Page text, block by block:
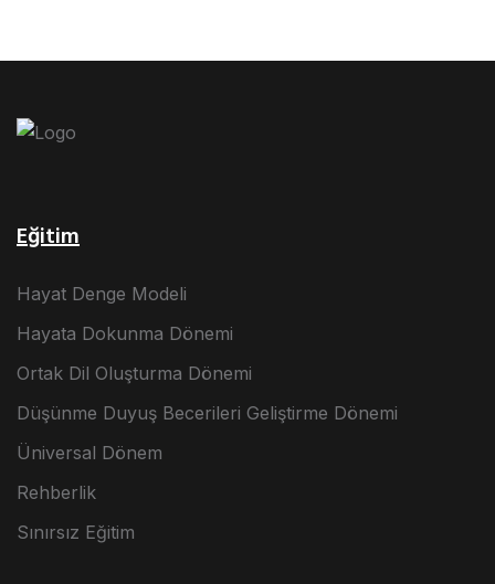
Eğitim
Hayat Denge Modeli
Hayata Dokunma Dönemi
Ortak Dil Oluşturma Dönemi
Düşünme Duyuş Becerileri Geliştirme Dönemi
Üniversal Dönem
Rehberlik
Sınırsız Eğitim